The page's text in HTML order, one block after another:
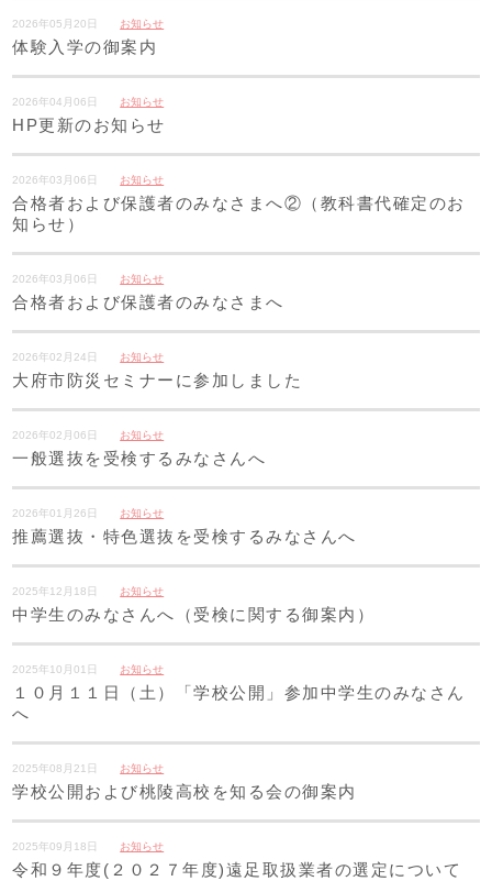
2026年05月20日 お知らせ
体験入学の御案内
2026年04月06日 お知らせ
HP更新のお知らせ
2026年03月06日 お知らせ
合格者および保護者のみなさまへ②（教科書代確定のお
知らせ）
2026年03月06日 お知らせ
合格者および保護者のみなさまへ
2026年02月24日 お知らせ
大府市防災セミナーに参加しました
2026年02月06日 お知らせ
一般選抜を受検するみなさんへ
2026年01月26日 お知らせ
推薦選抜・特色選抜を受検するみなさんへ
2025年12月18日 お知らせ
中学生のみなさんへ（受検に関する御案内）
2025年10月01日 お知らせ
１０月１１日（土）「学校公開」参加中学生のみなさん
へ
2025年08月21日 お知らせ
学校公開および桃陵高校を知る会の御案内
2025年09月18日 お知らせ
令和９年度(２０２７年度)遠足取扱業者の選定について